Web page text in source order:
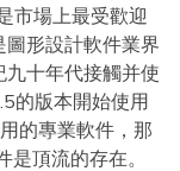
市場上最受歡迎
形設計軟件業界
十年代接觸并使
的版本開始使用
的專業軟件，那
頂流的存在。